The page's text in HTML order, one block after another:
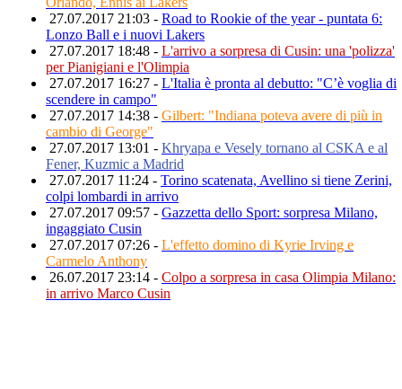
27.07.2017 21:03 - Road to Rookie of the year - puntata 6:
Lonzo Ball e i nuovi Lakers
27.07.2017 18:48 - L'arrivo a sorpresa di Cusin: una 'polizza'
per Pianigiani e l'Olimpia
27.07.2017 16:27 - L'Italia è pronta al debutto: "C’è voglia di
scendere in campo"
27.07.2017 14:38 - Gilbert: "Indiana poteva avere di più in
cambio di George"
27.07.2017 13:01 - Khryapa e Vesely tornano al CSKA e al
Fener, Kuzmic a Madrid
27.07.2017 11:24 - Torino scatenata, Avellino si tiene Zerini,
colpi lombardi in arrivo
27.07.2017 09:57 - Gazzetta dello Sport: sorpresa Milano,
ingaggiato Cusin
27.07.2017 07:26 - L'effetto domino di Kyrie Irving e
Carmelo Anthony
26.07.2017 23:14 - Colpo a sorpresa in casa Olimpia Milano:
in arrivo Marco Cusin